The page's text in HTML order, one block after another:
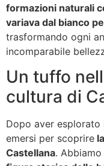
formazioni naturali
variava dal bianco
trasformando ogni
incomparabile
Un tuffo
cultura di
Dopo aver esplorato
emersi per scoprire
Castellana.